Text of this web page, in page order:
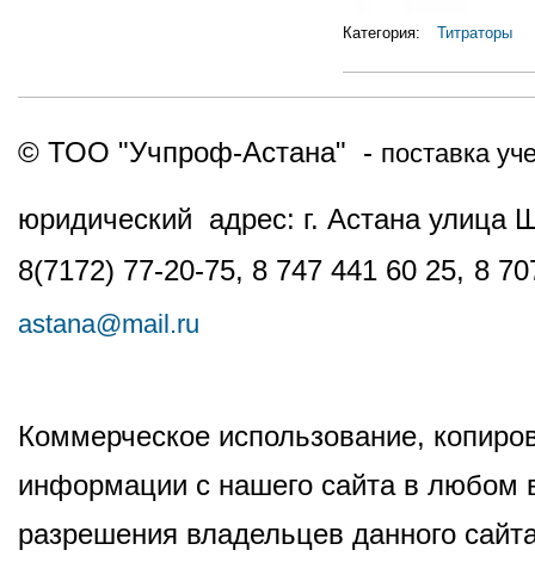
Категория: Титраторы
© ТОО "Учпроф-Астана" - поставка
юридический адрес: г. Астана
8(7172) 77-20-75, 8 747 441 60 25, 8
astana@mail.ru
Коммерческое использование,
информации с нашего сайта в любом
разрешения владельцев данного